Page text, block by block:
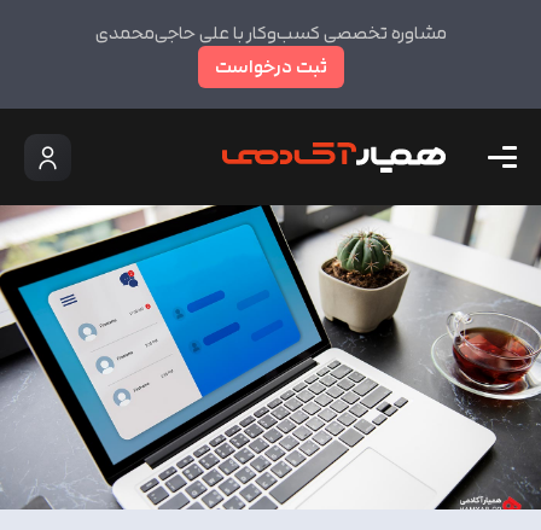
مشاوره تخصصی کسب‌وکار با علی حاجی‌محمدی
ثبت درخواست